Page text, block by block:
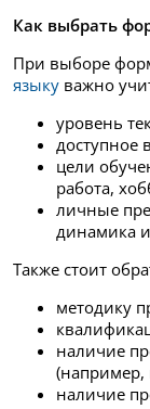
Как выбрать
При выборе
языку важно
уровень
доступное
цели
работа,
личные
динамика
Также стоит
методику
наличие
(например,
наличие